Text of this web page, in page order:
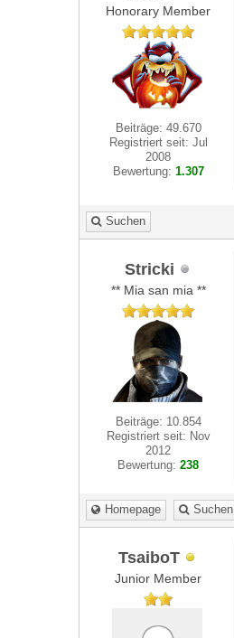
Honorary Member
Beiträge: 49.670
Registriert seit: Jul
2008
Bewertung: 1.307
Suchen
Stricki
** Mia san mia **
Beiträge: 10.854
Registriert seit: Nov
2012
Bewertung:238
Homepage Suchen
TsaiboT
Junior Member